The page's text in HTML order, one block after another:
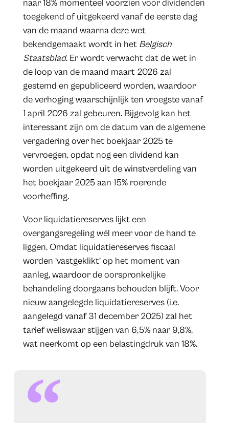
naar 18% momenteel voorzien voor dividenden
toegekend of uitgekeerd vanaf de eerste dag
van de maand waarna deze wet
bekendgemaakt wordt in het Belgisch
Staatsblad. Er wordt verwacht dat de wet in
de loop van de maand maart 2026 zal
gestemd en gepubliceerd worden, waardoor
de verhoging waarschijnlijk ten vroegste vanaf
1 april 2026 zal gebeuren. Bijgevolg kan het
interessant zijn om de datum van de algemene
vergadering over het boekjaar 2025 te
vervroegen, opdat nog een dividend kan
worden uitgekeerd uit de winstverdeling van
het boekjaar 2025 aan 15% roerende
voorheffing.
Voor liquidatiereserves lijkt een
overgangsregeling wél meer voor de hand te
liggen. Omdat liquidatiereserves fiscaal
worden ‘vastgeklikt’ op het moment van
aanleg, waardoor de oorspronkelijke
behandeling doorgaans behouden blijft. Voor
nieuw aangelegde liquidatiereserves (i.e.
aangelegd vanaf 31 december 2025) zal het
tarief weliswaar stijgen van 6,5% naar 9,8%,
wat neerkomt op een belastingdruk van 18%.